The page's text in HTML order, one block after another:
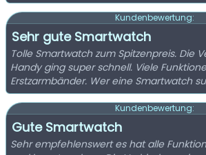
Kundenbewertung:
Sehr gute Smartwatch
Tolle Smartwatch zum Spitzenpreis. Die
Handy ging super schnell. Viele
Erstzarmbänder. Wer eine Smartwatch
Kundenbewertung:
Gute Smartwatch
Sehr empfehlenswert es hat alle